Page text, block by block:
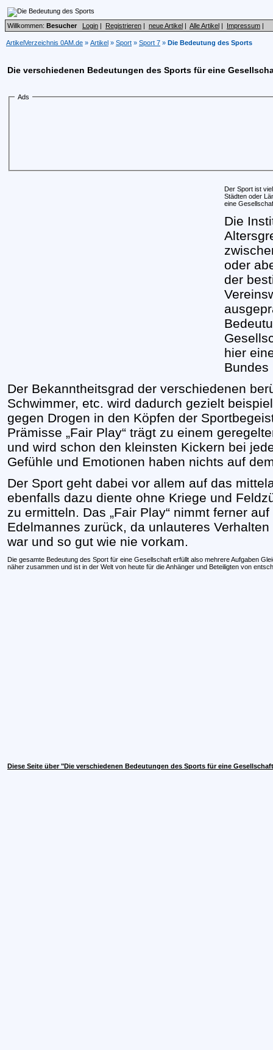
Willkommen: Besucher Login | Registrieren | neue Artikel | Alle Artikel | Impressum |
ArtikelVerzeichnis 0AM.de » Artikel » Sport » Sport 7 » Die Bedeutung des Sports
Die verschiedenen Bedeutungen des Sports für eine
Ads
Der Sport ist
Städten oder
eine
Die
oder
der
hier
Bundes
Der Bekanntheitsgrad der verschiedenen
Schwimmer, etc. wird dadurch gezielt
gegen Drogen in den Köpfen der
Prämisse „Fair Play“ trägt zu einem
und wird schon den kleinsten Kickern bei
Gefühle und Emotionen haben nichts auf
Der Sport geht dabei vor allem auf das
ebenfalls dazu diente ohne Kriege und
zu ermitteln. Das „Fair Play“ nimmt ferner
Edelmannes zurück, da unlauteres
war und so gut wie nie vorkam.
Die gesamte Bedeutung des Sport für eine Gesellschaft erfüllt also mehrere Aufgaben
näher zusammen und ist in der Welt von heute für die Anhänger und Beteiligten von
Diese Seite über "Die verschiedenen Bedeutungen des Sports für eine